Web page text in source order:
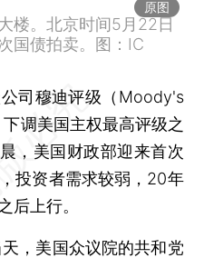
原图
楼。北京时间5月22日
国债拍卖。图：IC
司穆迪评级（Moody's
调美国主权最高评级之
，美国财政部迎来首次
投资者需求较弱，20年
后上行。
美国众议院的共和党